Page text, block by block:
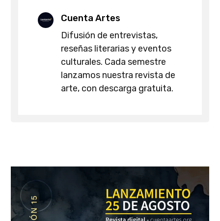
Cuenta Artes
Difusión de entrevistas,
reseñas literarias y eventos
culturales. Cada semestre
lanzamos nuestra revista de
arte, con descarga gratuita.